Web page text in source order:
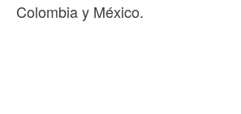
Colombia y México.